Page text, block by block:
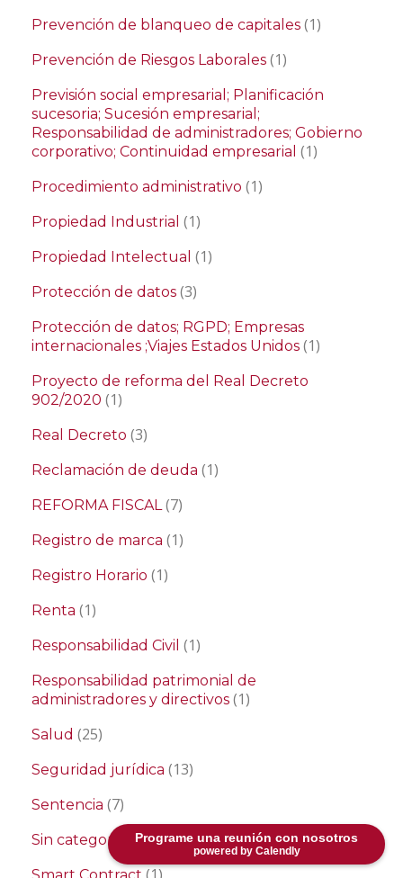
Programe una reunión con nosotros
powered by Calendly
Prevención de blanqueo de capitales (1)
Prevención de Riesgos Laborales (1)
Previsión social empresarial; Planificación
sucesoria; Sucesión empresarial;
Responsabilidad de administradores; Gobierno
corporativo; Continuidad empresarial (1)
Procedimiento administrativo (1)
Propiedad Industrial (1)
Propiedad Intelectual (1)
Protección de datos (3)
Protección de datos; RGPD; Empresas
internacionales ;Viajes Estados Unidos (1)
Proyecto de reforma del Real Decreto
902/2020 (1)
Real Decreto (3)
Reclamación de deuda (1)
REFORMA FISCAL (7)
Registro de marca (1)
Registro Horario (1)
Renta (1)
Responsabilidad Civil (1)
Responsabilidad patrimonial de
administradores y directivos (1)
Salud (25)
Seguridad jurídica (13)
Sentencia (7)
Sin categoría (5)
Smart Contract(1)